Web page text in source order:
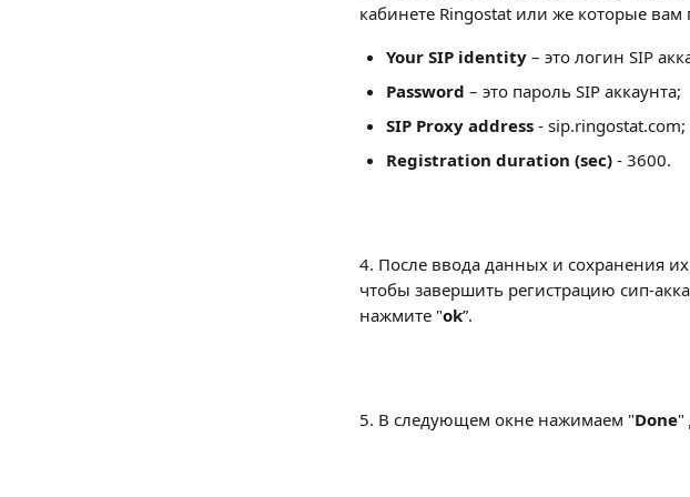
кабинете Ringostat или же которые
Your SIP identity – это логин SIP
Password – это пароль SIP аккаунта;
SIP Proxy address - sip.ringostat.com;
Registration duration (sec) - 3600.
4. После ввода данных и сохранения
чтобы завершить регистрацию сип-
нажмите "ok”.
5. В следующем окне нажимаем "Done"